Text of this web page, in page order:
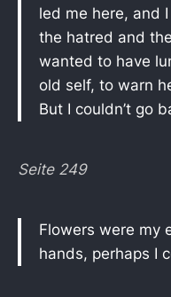
led me here, and
the hatred and
wanted to have
old self, to warn
But I couldn’t go
Seite 249
Flowers were my
hands, perhaps I